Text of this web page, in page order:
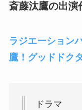
斎藤汰鷹の出演
ラジエーション
鷹！グッドドク
ドラマ